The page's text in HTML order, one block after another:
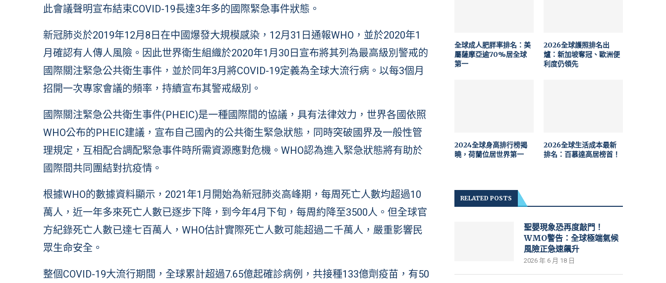
此會議聲明宣布結束COVID-19長達3年多的國際緊急事件狀態。
新冠肺炎於2019年12月8日在中國爆發大規模感染，12月31日通報WHO，並於2020年1
月確認有人傳人風險。因此世界衛生組織於2020年1月30日宣布將其列為最高級別警戒的
國際關注緊急公共衛生事件，並於同年3月將COVID-19定義為全球大流行病。以每3個月
招開一次專家會議的頻率，持續宣布其警戒級別。
國際關注緊急公共衛生事件(PHEIC)是一種國際間的協議，具有法律效力，世界各國依照
WHO公布的PHEIC建議，宣布自己國內的公共衛生緊急狀態，同時突破國界及一般性管
理規定，互相配合調配緊急事件時所需資源應對危機。WHO認為進入緊急狀態將有助於
國際間共同團結對抗疫情。
根據WHO的數據資料顯示，2021年1月開始為新冠肺炎高峰期，每周死亡人數均超過10
萬人，近一年多來死亡人數已逐步下降，到今年4月下旬，每周約降至3500人。但全球官
方紀錄死亡人數已達七百萬人，WHO估計實際死亡人數可能超過二千萬人，嚴重影響民
眾生命安全。
整個COVID-19大流行期間，全球累計超過7.65億起確診病例，共接種133億劑疫苗，有50
全球成人肥胖率排名：美
屬薩摩亞逾70%居全球
第一
2026全球護照排名出
爐：新加坡奪冠、歐洲便
利度仍領先
2024全球身高排行榜揭
曉，荷蘭位居世界第一
2026全球生活成本最新
排名：百慕達高居榜首！
RELATED POSTS
聖嬰現象恐再度敲門！
WMO警告：全球極端氣候
風險正急速飆升
2026 年 6 月 18 日